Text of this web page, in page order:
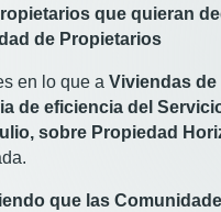
que quieran
de Propietarios
en lo que aViviendas de
de eficiencia del
sobre Propiedad
que las